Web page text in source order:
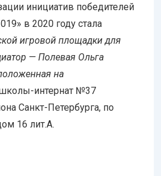
инициатив победителей
в 2020 году стала
игровой площадки для
— Полевая Ольга
на
интернат №37
Санкт-Петербурга, по
16 лит.А.